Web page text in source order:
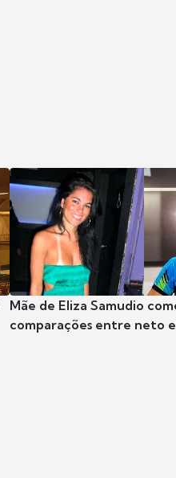
Mãe de Eliza Samudio
comparações entre neto